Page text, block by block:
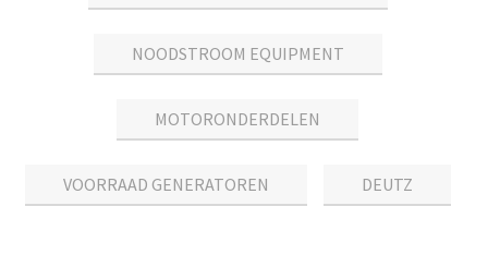
NOODSTROOM EQUIPMENT
MOTORONDERDELEN
VOORRAAD GENERATOREN DEUTZ